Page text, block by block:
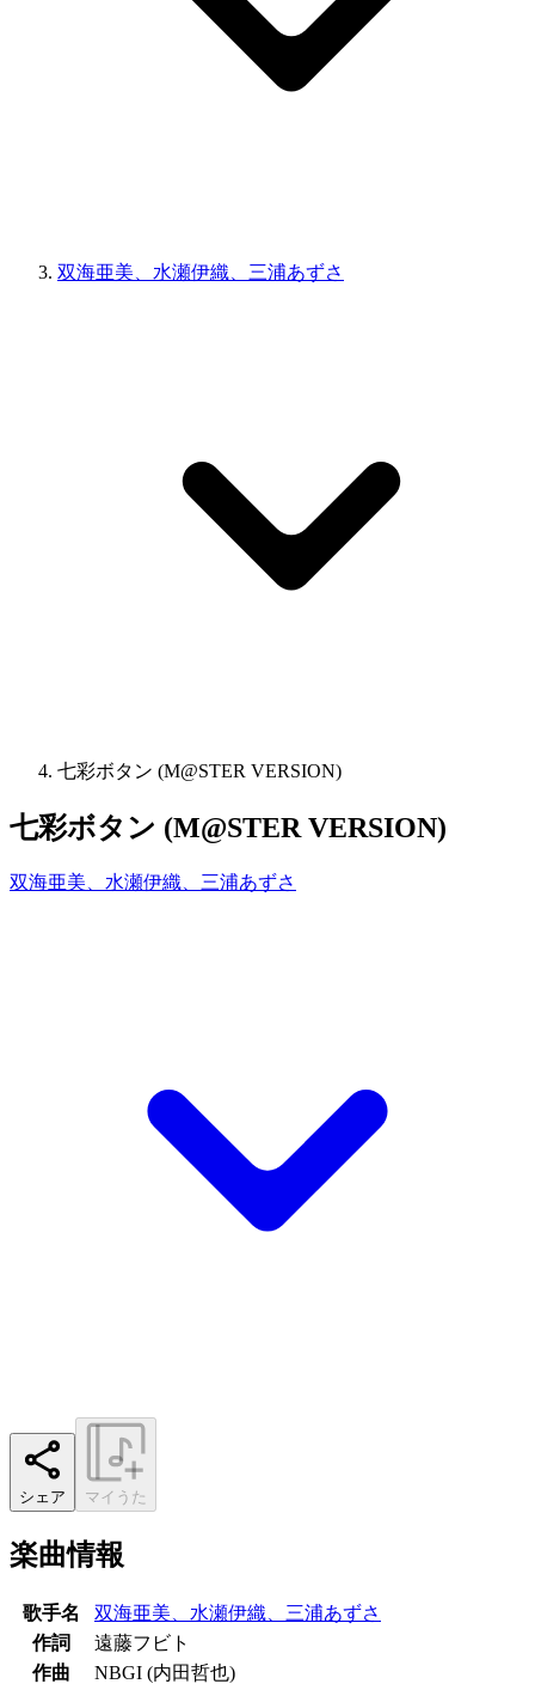
双海亜美、水瀬伊織、三浦あずさ
七彩ボタン (M@STER VERSION)
七彩ボタン (M@STER VERSION)
双海亜美、水瀬伊織、三浦あずさ
シェア マイうた
楽曲情報
歌手名
双海亜美、水瀬伊織、三浦あずさ
作詞
遠藤フビト
作曲
NBGI (内田哲也)